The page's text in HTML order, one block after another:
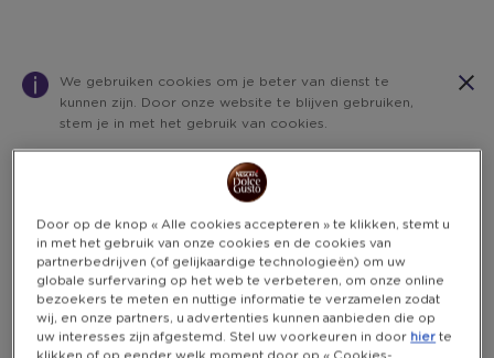
We gebruiken cookies om je beter van dienst te
kunnen zijn. Door onze website te blijven gebruiken,
stem je in met het gebruik van cookies.
changed
successfully!
PREMIO
HOE MAAK JE KANS?
Door op de knop « Alle cookies accepteren » te klikken, stemt u
in met het gebruik van onze cookies en de cookies van
partnerbedrijven (of gelijkaardige technologieën) om uw
globale surfervaring op het web te verbeteren, om onze online
bezoekers te meten en nuttige informatie te verzamelen zodat
wij, en onze partners, u advertenties kunnen aanbieden die op
uw interesses zijn afgestemd. Stel uw voorkeuren in door hier te